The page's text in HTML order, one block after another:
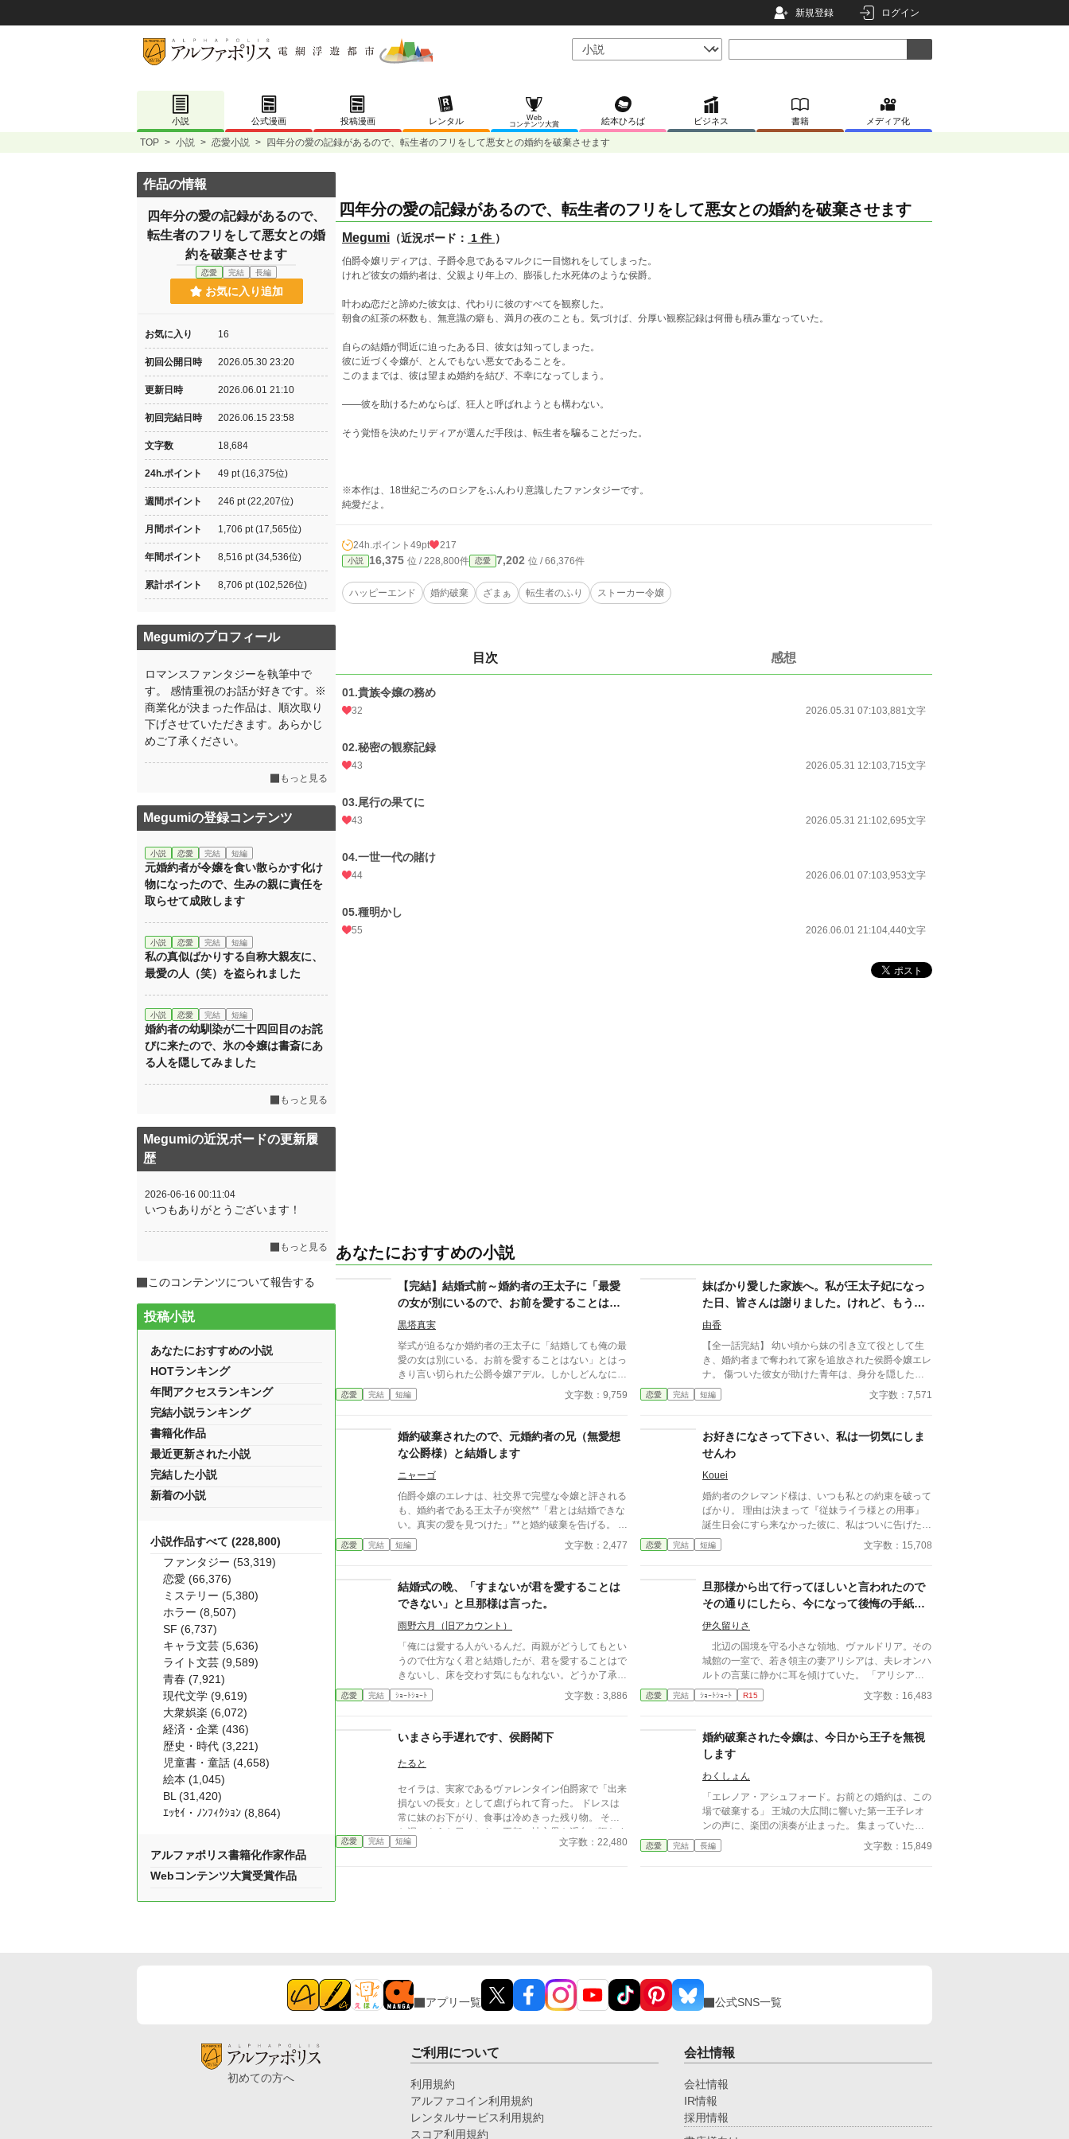
新規登録 ログイン
小説 公式漫画 投稿漫画 レンタル
Web
コンテンツ大賞
絵本ひろば ビジネス 書籍 メディア化
TOP > 小説 > 恋愛小説 > 四年分の愛の記録があるので、転生者のフリをして悪女との婚約を破棄させます
四年分の愛の記録があるので、転生者のフリをして悪女との婚約を破棄させます
Megumi （近況ボード： 1 件 ）
伯爵令嬢リディアは、子爵令息であるマルクに一目惚れをしてしまった。
けれど彼女の婚約者は、父親より年上の、膨張した水死体のような侯爵。
叶わぬ恋だと諦めた彼女は、代わりに彼のすべてを観察した。
朝食の紅茶の杯数も、無意識の癖も、満月の夜のことも。気づけば、分厚い観察記録は何冊も積み重なっていた。
自らの結婚が間近に迫ったある日、彼女は知ってしまった。
彼に近づく令嬢が、とんでもない悪女であることを。
このままでは、彼は望まぬ婚約を結び、不幸になってしまう。
——彼を助けるためならば、狂人と呼ばれようとも構わない。
そう覚悟を決めたリディアが選んだ手段は、転生者を騙ることだった。
※本作は、18世紀ごろのロシアをふんわり意識したファンタジーです。
純愛だよ。
24h.ポイント 49pt 217
小説 16,375 位 / 228,800件 恋愛 7,202 位 / 66,376件
ハッピーエンド 婚約破棄 ざまぁ 転生者のふり ストーカー令嬢
目次 感想
01.貴族令嬢の務め
32 2026.05.31 07:103,881文字
02.秘密の観察記録
43 2026.05.31 12:103,715文字
03.尾行の果てに
43 2026.05.31 21:102,695文字
04.一世一代の賭け
44 2026.06.01 07:103,953文字
05.種明かし
55 2026.06.01 21:104,440文字
あなたにおすすめの小説
【完結】結婚式前～婚約者の王太子に「最愛
の女が別にいるので、お前を愛することはな
い」と言われました～
黒塔真実
挙式が迫るなか婚約者の王太子に「結婚しても俺の最
愛の女は別にいる。お前を愛することはない」とはっ
きり言い切られた公爵令嬢アデル。しかしどんなに婚
約者としてないがしろにされても女性としての誇りを
傷つけられても彼女は平気だった。なぜなら大切な
卒業ダンスパーティーの夜、アデルはかつてない、世
にも酷い仕打ちを受けるのだった―― ※神視点。■
なろうにも別タイトルで重複投稿←【ジャンル日間4
位】。
恋愛 完結 短編 文字数：9,759
妹ばかり愛した家族へ。私が王太子妃になっ
た日、皆さんは謝りました。けれど、もう遅
いのです
由香
【全一話完結】 幼い頃から妹の引き立て役として生
き、婚約者まで奪われて家を追放された侯爵令嬢エレ
ナ。 傷ついた彼女が助けた青年は、身分を隠した王
太子だった。 一年後、王太子妃となったエレナの前
に現れたのは、今さら「家族だから」と擦り寄ってく
い。
恋愛 完結 短編 文字数：7,571
婚約破棄されたので、元婚約者の兄（無愛想
な公爵様）と結婚します
ニャーゴ
伯爵令嬢のエレナは、社交界で完璧な令嬢と評される
も、婚約者である王太子が突然**「君とは結婚できな
い。真実の愛を見つけた」**と婚約破棄を告げる。 王
太子の隣には、彼の新しい恋人として庶民出身の美少
女が。 「うわ、テンプレ展開すぎない？」とエレナ
け入れるしかない。 しかしその直後、王太子の兄で
ある公爵アルベルトが「俺と結婚しろ」と突如求婚。
無愛想で冷徹と噂されるアルベルトだったが、実はエ
レナにずっと想いを寄せていた。 婚約破棄されたこ
とで彼女を手に入れるチャンスが巡ってきたとばかり
に、強引に結婚へ持ち込もうとする。 「なんでこん
な展開になるの！？』と戸惑うエレナだが、意外にも
アルベルトは不器用ながらも優しく、次第に惹かれて
いく—— だが、その矢先、王太子が突然「やっぱり
恋愛 完結 短編 文字数：2,477
お好きになさって下さい、私は一切気にしま
せんわ
Kouei
婚約者のクレマンド様は、いつも私との約束を破って
ばかり。 理由は決まって『従妹ライラ様との用事』
誕生日会にすら来なかった彼に、私はついに告げた。
「どうぞ、私以外のご令嬢をエスコートするなり、お
出かけするなり、関係を持つなり、お好きになさって
重なり合えるのだろうか …… ※他のサイトにも公開
しています。
恋愛 完結 短編 文字数：15,708
結婚式の晩、「すまないが君を愛することは
できない」と旦那様は言った。
雨野六月（旧アカウント）
「俺には愛する人がいるんだ。両親がどうしてもとい
うので仕方なく君と結婚したが、君を愛することはで
きないし、床を交わす気にもなれない。どうか了承し
てほしい」 結婚式の晩、新妻クロエが夫ロバートか
ら要求されたのは、お飾りの妻になることだった。
諭されて、クロエはそれを受け入れる。そして――
恋愛 完結 ｼｮｰﾄｼｮｰﾄ 文字数：3,886
旦那様から出て行ってほしいと言われたので
その通りにしたら、今になって後悔の手紙が
届きました
伊久留りさ
北辺の国境を守る小さな領地、ヴァルドリア。その
城館の一室で、若き領主の妻アリシアは、夫レオンハ
ルトの言葉に静かに耳を傾けていた。 「アリシア、
君にはもう少し、この城から離れてもらいたい」
レオンハルトの声は、いつものように低く、落ち着い
てあまりにも唐突で、あまりにも冷たいものだった。
「……離れる、とはどういう意味でございますか」
「つまり、この城にいないでほしい、ということだ。
しばらくの間、君には別の場所で暮らしてもらいた
い」 アリシアは、ゆっくりと目を閉じた。指先が
わずかに震えるのを、彼女は必死に抑えていた。この
男の前で、自分が動揺している姿を見せたくなかった
からだ。
恋愛 完結 ｼｮｰﾄｼｮｰﾄ R15 文字数：16,483
いまさら手遅れです、侯爵閣下
たると
セイラは、実家であるヴァレンタイン伯爵家で「出来
損ないの長女」として虐げられて育った。 ドレスは
常に妹のお下がり、食事は冷めきった残り物。 そん
な泥のような日々から、王都の社交界を浮名で賑わす
当代の寵児、ダミアンに望まれて嫁いだとき、彼女は
恋愛 完結 短編 文字数：22,480
婚約破棄された令嬢は、今日から王子を無視
します
わくしょん
「エレノア・アシュフォード。お前との婚約は、この
場で破棄する」 王城の大広間に響いた第一王子レオ
ンの声に、楽団の演奏が止まった。 集まっていた貴
族たちは息をのみ、次の瞬間にはざわめきが広がる。
エレノアはゆっくりと顔を上げた。 目の前では、王
恋愛 完結 長編 文字数：15,849
作品の情報
四年分の愛の記録があるので、
転生者のフリをして悪女との婚
約を破棄させます
恋愛 完結 長編
お気に入り追加
お気に入り 16
初回公開日時 2026.05.30 23:20
更新日時 2026.06.01 21:10
初回完結日時 2026.06.15 23:58
文字数 18,684
24h.ポイント 49 pt (16,375位)
週間ポイント 246 pt (22,207位)
月間ポイント 1,706 pt (17,565位)
年間ポイント 8,516 pt (34,536位)
累計ポイント 8,706 pt (102,526位)
Megumiのプロフィール
ロマンスファンタジーを執筆中で
す。 感情重視のお話が好きです。※
商業化が決まった作品は、順次取り
下げさせていただきます。あらかじ
めご了承ください。
もっと見る
Megumiの登録コンテンツ
小説 恋愛 完結 短編
元婚約者が令嬢を食い散らかす化け
物になったので、生みの親に責任を
取らせて成敗します
小説 恋愛 完結 短編
私の真似ばかりする自称大親友に、
最愛の人（笑）を盗られました
小説 恋愛 完結 短編
婚約者の幼馴染が二十四回目のお詫
びに来たので、氷の令嬢は書斎にあ
る人を隠してみました
もっと見る
Megumiの近況ボードの更新履
歴
2026-06-16 00:11:04
いつもありがとうございます！
もっと見る
このコンテンツについて報告する
投稿小説
あなたにおすすめの小説
HOTランキング
年間アクセスランキング
完結小説ランキング
書籍化作品
最近更新された小説
完結した小説
新着の小説
小説作品すべて (228,800)
ファンタジー (53,319)
恋愛 (66,376)
ミステリー (5,380)
ホラー (8,507)
SF (6,737)
キャラ文芸 (5,636)
ライト文芸 (9,589)
青春 (7,921)
現代文学 (9,619)
大衆娯楽 (6,072)
経済・企業 (436)
歴史・時代 (3,221)
児童書・童話 (4,658)
絵本 (1,045)
BL (31,420)
ｴｯｾｲ・ﾉﾝﾌｨｸｼｮﾝ (8,864)
アルファポリス書籍化作家作品
Webコンテンツ大賞受賞作品
アプリ一覧 公式SNS一覧
初めての方へ
ご利用について
利用規約
アルファコイン利用規約
レンタルサービス利用規約
スコア利用規約
会社情報
会社情報
IR情報
採用情報